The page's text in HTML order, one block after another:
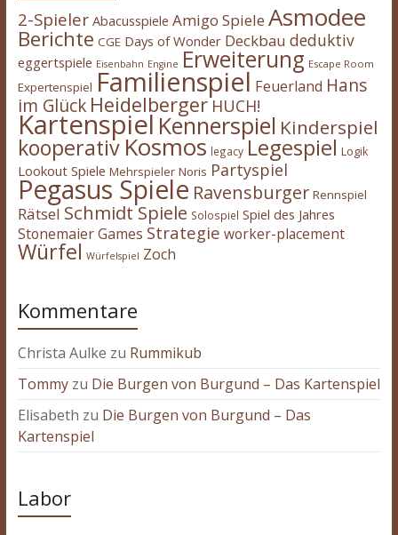
2-Spieler Abacusspiele Amigo Spiele Asmodee
Berichte CGE Days of Wonder Deckbau deduktiv
eggertspiele Eisenbahn Engine Erweiterung Escape Room
Expertenspiel Familienspiel Feuerland Hans
im Glück Heidelberger HUCH!
Kartenspiel Kennerspiel Kinderspiel
kooperativ Kosmos legacy Legespiel Logik
Lookout Spiele Mehrspieler Noris Partyspiel
Pegasus Spiele Ravensburger Rennspiel
Rätsel Schmidt Spiele Solospiel Spiel des Jahres
Stonemaier Games Strategie worker-placement
Würfel Würfelspiel Zoch
Kommentare
Christa Aulke zu Rummikub
Tommyzu Die Burgen von Burgund – Das Kartenspiel
Elisabeth zu Die Burgen von Burgund – Das
Kartenspiel
Labor